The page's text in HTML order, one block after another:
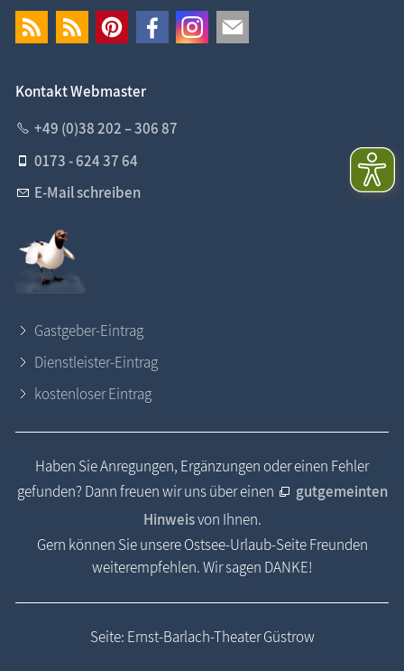
Kontakt Webmaster
+49 (0)38 202 – 306 87
0173 - 624 37 64
E-Mail schreiben
Gastgeber-Eintrag
Dienstleister-Eintrag
kostenloser Eintrag
Haben Sie Anregungen, Ergänzungen oder einen Fehler
gefunden? Dann freuen wir uns über einen
gutgemeinten
Hinweisvon Ihnen.
Gern können Sie unsere Ostsee-Urlaub-Seite Freunden
weiterempfehlen. Wir sagen DANKE!
Seite: Ernst-Barlach-Theater Güstrow